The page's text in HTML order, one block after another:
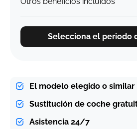
Selecciona el periodo
El modelo elegido o similar
Sustitución de coche
Asistencia 24/7